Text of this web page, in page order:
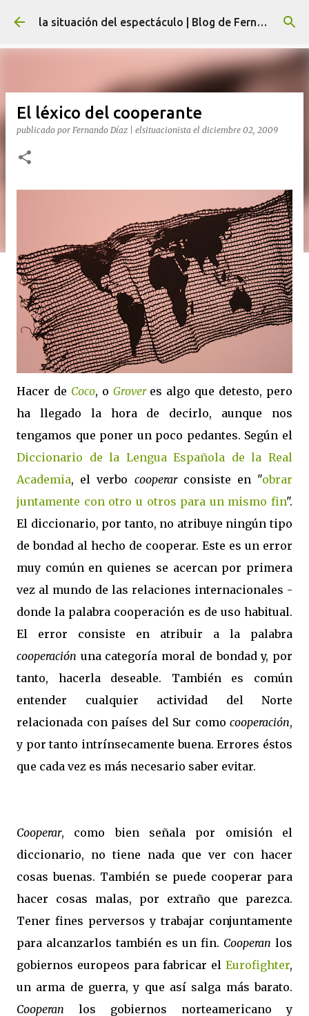
Ir al contenido principal la situación del espectáculo | Blog de Fernando Díaz
El léxico del cooperante
publicado por Fernando Díaz | elsituacionista el diciembre 02, 2009
Hacer de Coco, o Groveres algo que detesto, pero
ha llegado la hora de decirlo, aunque nos
tengamos que poner un poco pedantes. Según el
Diccionario de la Lengua Española de la Real
Academia, el verbo cooperar consiste en "obrar
juntamente con otro u otros para un mismo fin".
El diccionario, por tanto, no atribuye ningún tipo
de bondad al hecho de cooperar. Este es un error
muy común en quienes se acercan por primera
vez al mundo de las relaciones internacionales -
donde la palabra cooperación es de uso habitual.
El error consiste en atribuir a la palabra
cooperación una categoría moral de bondad y, por
tanto, hacerla deseable. También es común
entender cualquier actividad del Norte
relacionada con países del Sur como cooperación,
y por tanto intrínsecamente buena. Errores éstos
que cada vez es más necesario saber evitar.
Cooperar, como bien señala por omisión el
diccionario, no tiene nada que ver con hacer
cosas buenas. También se puede cooperar para
hacer cosas malas, por extraño que parezca.
Tener fines perversos y trabajar conjuntamente
para alcanzarlos también es un fin. Cooperan los
gobiernos europeos para fabricar el Eurofighter,
un arma de guerra, y que así salga más barato.
Cooperan los gobiernos norteamericano y